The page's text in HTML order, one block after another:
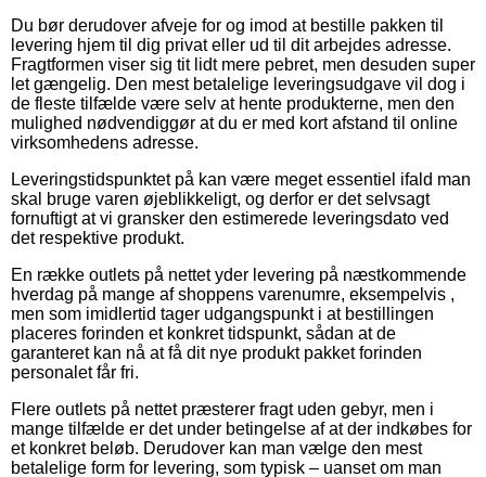
Du bør derudover afveje for og imod at bestille pakken til
levering hjem til dig privat eller ud til dit arbejdes adresse.
Fragtformen viser sig tit lidt mere pebret, men desuden super
let gængelig. Den mest betalelige leveringsudgave vil dog i
de fleste tilfælde være selv at hente produkterne, men den
mulighed nødvendiggør at du er med kort afstand til online
virksomhedens adresse.
Leveringstidspunktet på kan være meget essentiel ifald man
skal bruge varen øjeblikkeligt, og derfor er det selvsagt
fornuftigt at vi gransker den estimerede leveringsdato ved
det respektive produkt.
En række outlets på nettet yder levering på næstkommende
hverdag på mange af shoppens varenumre, eksempelvis ,
men som imidlertid tager udgangspunkt i at bestillingen
placeres forinden et konkret tidspunkt, sådan at de
garanteret kan nå at få dit nye produkt pakket forinden
personalet får fri.
Flere outlets på nettet præsterer fragt uden gebyr, men i
mange tilfælde er det under betingelse af at der indkøbes for
et konkret beløb. Derudover kan man vælge den mest
betalelige form for levering, som typisk – uanset om man